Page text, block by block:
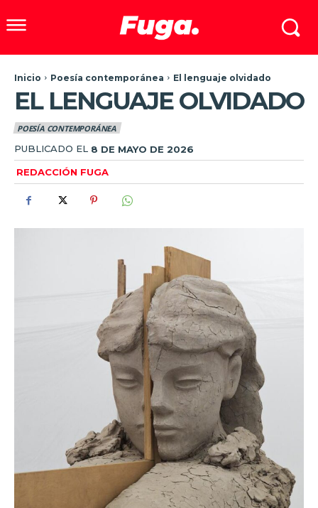
Inicio Poesía contemporánea El lenguaje olvidado
EL LENGUAJE OLVIDADO
POESÍA CONTEMPORÁNEA
PUBLICADO EL 8 DE MAYO DE 2026
REDACCIÓN FUGA